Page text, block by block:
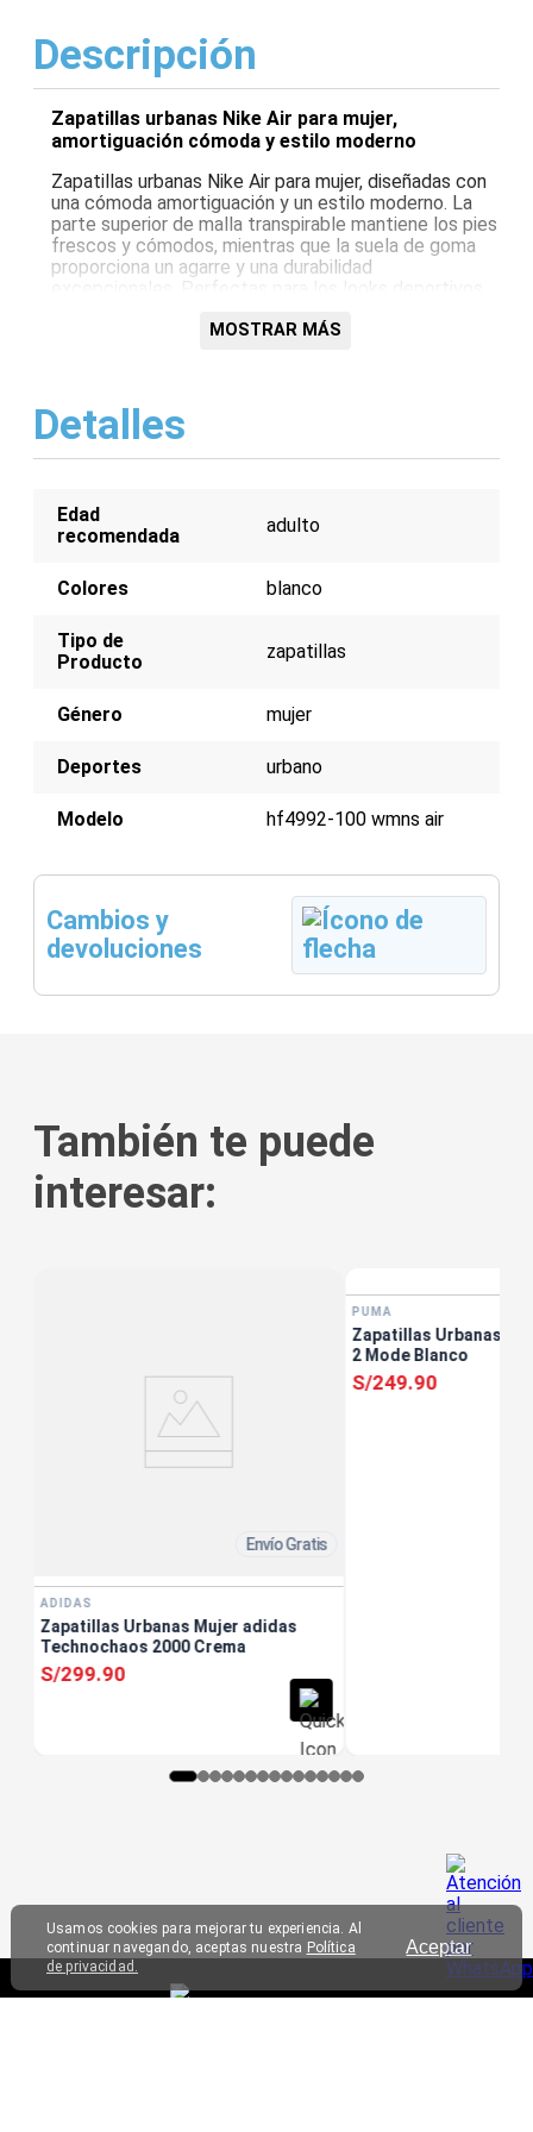
Aceptar
Usamos cookies para mejorar tu experiencia. Al
continuar navegando, aceptas nuestra Política
de privacidad.
Descripción
Zapatillas urbanas Nike Air para mujer,
amortiguación cómoda y estilo moderno
Zapatillas urbanas Nike Air para mujer, diseñadas con
una cómoda amortiguación y un estilo moderno. La
parte superior de malla transpirable mantiene los pies
frescos y cómodos, mientras que la suela de goma
proporciona un agarre y una durabilidad
excepcionales. Perfectas para los looks deportivos
Parte superior de malla transpirable para una
óptima ventilación
Suela de goma duradera para un agarre y
MOSTRAR MÁS
Detalles
Edad
recomendada
adulto
Colores blanco
Tipo de
Producto
zapatillas
Género mujer
Deportes urbano
Modelo hf4992-100 wmns air
Cambios y
devoluciones
También te puede
interesar:
Envío Gratis
ADIDAS
Zapatillas Urbanas Mujer adidas
Technochaos 2000 Crema
S/299.90
PUMA
Zapatillas Urbanas
2 Mode Blanco
S/249.90